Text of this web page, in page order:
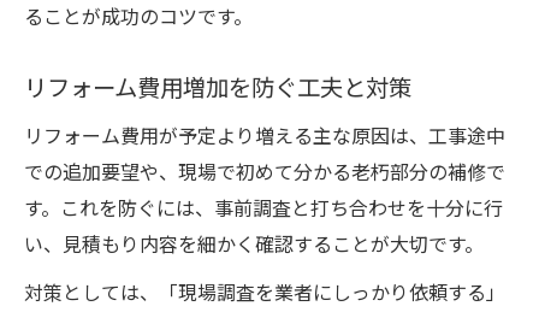
ることが成功のコツです。
リフォーム費用増加を防ぐ工夫と対策
リフォーム費用が予定より増える主な原因は、工事途中
での追加要望や、現場で初めて分かる老朽部分の補修で
す。これを防ぐには、事前調査と打ち合わせを十分に行
い、見積もり内容を細かく確認することが大切です。
対策としては、「現場調査を業者にしっかり依頼する」